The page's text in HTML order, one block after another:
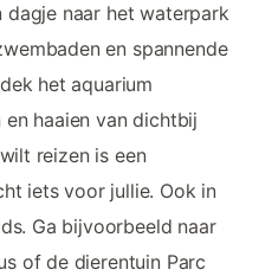
naar het waterpark
en spannende
het aquarium
haaien van dichtbij
reizen is een
iets voor jullie. Ook in
Ga bijvoorbeeld naar
of de dierentuin Parc